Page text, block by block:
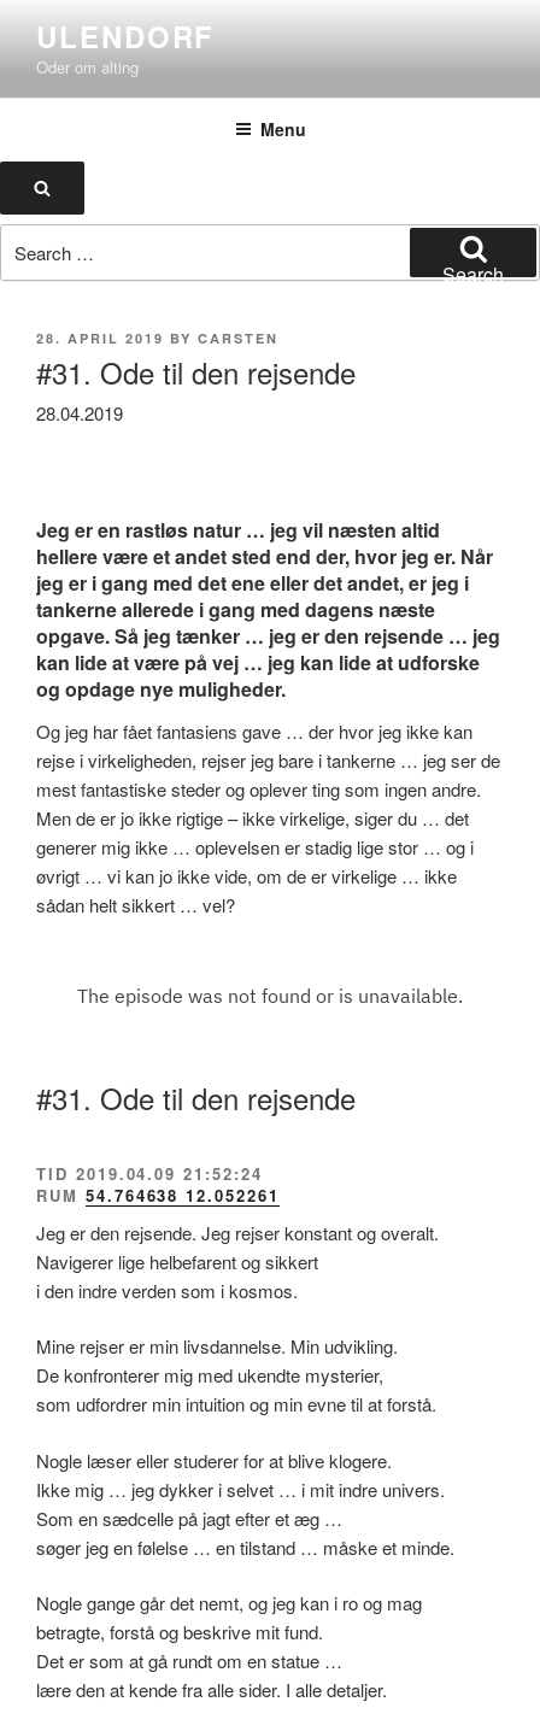
content
ULENDORF
Oder om alting
Menu
for:
Search
POSTED
28. APRIL 2019 BY CARSTEN
#31. Ode til den rejsende
28.04.2019
Jeg er en rastløs natur … jeg vil næsten altid
hellere være et andet sted end der, hvor jeg er. Når
jeg er i gang med det ene eller det andet, er jeg i
tankerne allerede i gang med dagens næste
opgave. Så jeg tænker … jeg er den rejsende … jeg
kan lide at være på vej … jeg kan lide at udforske
og opdage nye muligheder.
Og jeg har fået fantasiens gave … der hvor jeg ikke kan
rejse i virkeligheden, rejser jeg bare i tankerne … jeg ser de
mest fantastiske steder og oplever ting som ingen andre.
Men de er jo ikke rigtige – ikke virkelige, siger du … det
generer mig ikke … oplevelsen er stadig lige stor … og i
øvrigt … vi kan jo ikke vide, om de er virkelige … ikke
sådan helt sikkert … vel?
#31. Ode til den rejsende
TID 2019.04.09 21:52:24
RUM 54.764638 12.052261
Jeg er den rejsende. Jeg rejser konstant og overalt.
Navigerer lige helbefarent og sikkert
i den indre verden som i kosmos.
Mine rejser er min livsdannelse. Min udvikling.
De konfronterer mig med ukendte mysterier,
som udfordrer min intuition og min evne til at forstå.
Nogle læser eller studerer for at blive klogere.
Ikke mig … jeg dykker i selvet … i mit indre univers.
Som en sædcelle på jagt efter et æg …
søger jeg en følelse … en tilstand … måske et minde.
Nogle gange går det nemt, og jeg kan i ro og mag
betragte, forstå og beskrive mit fund.
Det er som at gå rundt om en statue …
lære den at kende fra alle sider. I alle detaljer.